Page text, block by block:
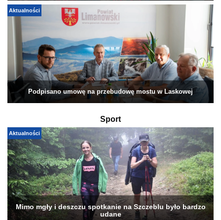
Aktualności
Podpisano umowę na przebudowę mostu w Laskowej
Sport
Aktualności
Mimo mgły i deszczu spotkanie na Szczeblu było bardzo
udane